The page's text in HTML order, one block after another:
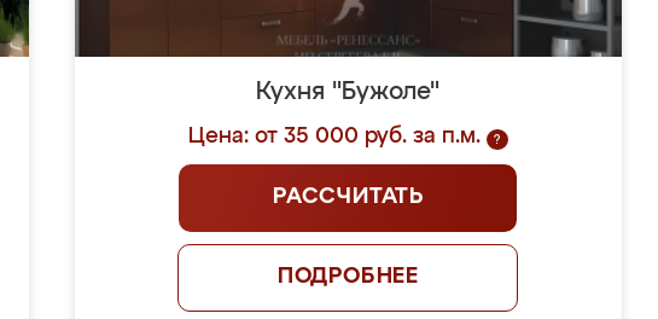
Кухня "Бужоле"
Цена: от 35 000 руб. за п.м. ?
РАССЧИТАТЬ
ПОДРОБНЕЕ